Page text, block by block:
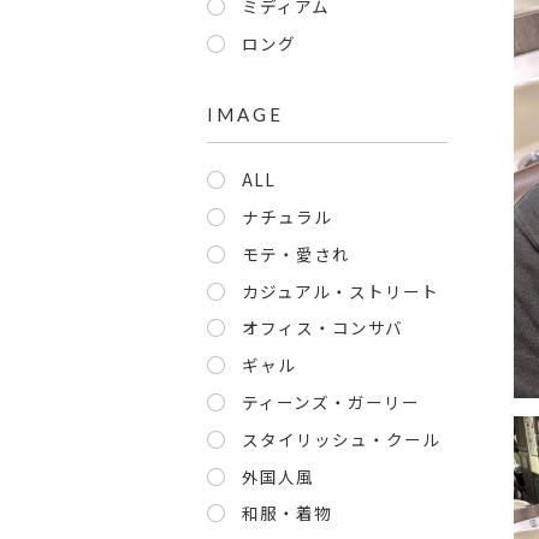
ミディアム
ロング
IMAGE
ALL
ナチュラル
モテ・愛され
カジュアル・ストリート
オフィス・コンサバ
ギャル
ティーンズ・ガーリー
スタイリッシュ・クール
外国人風
和服・着物